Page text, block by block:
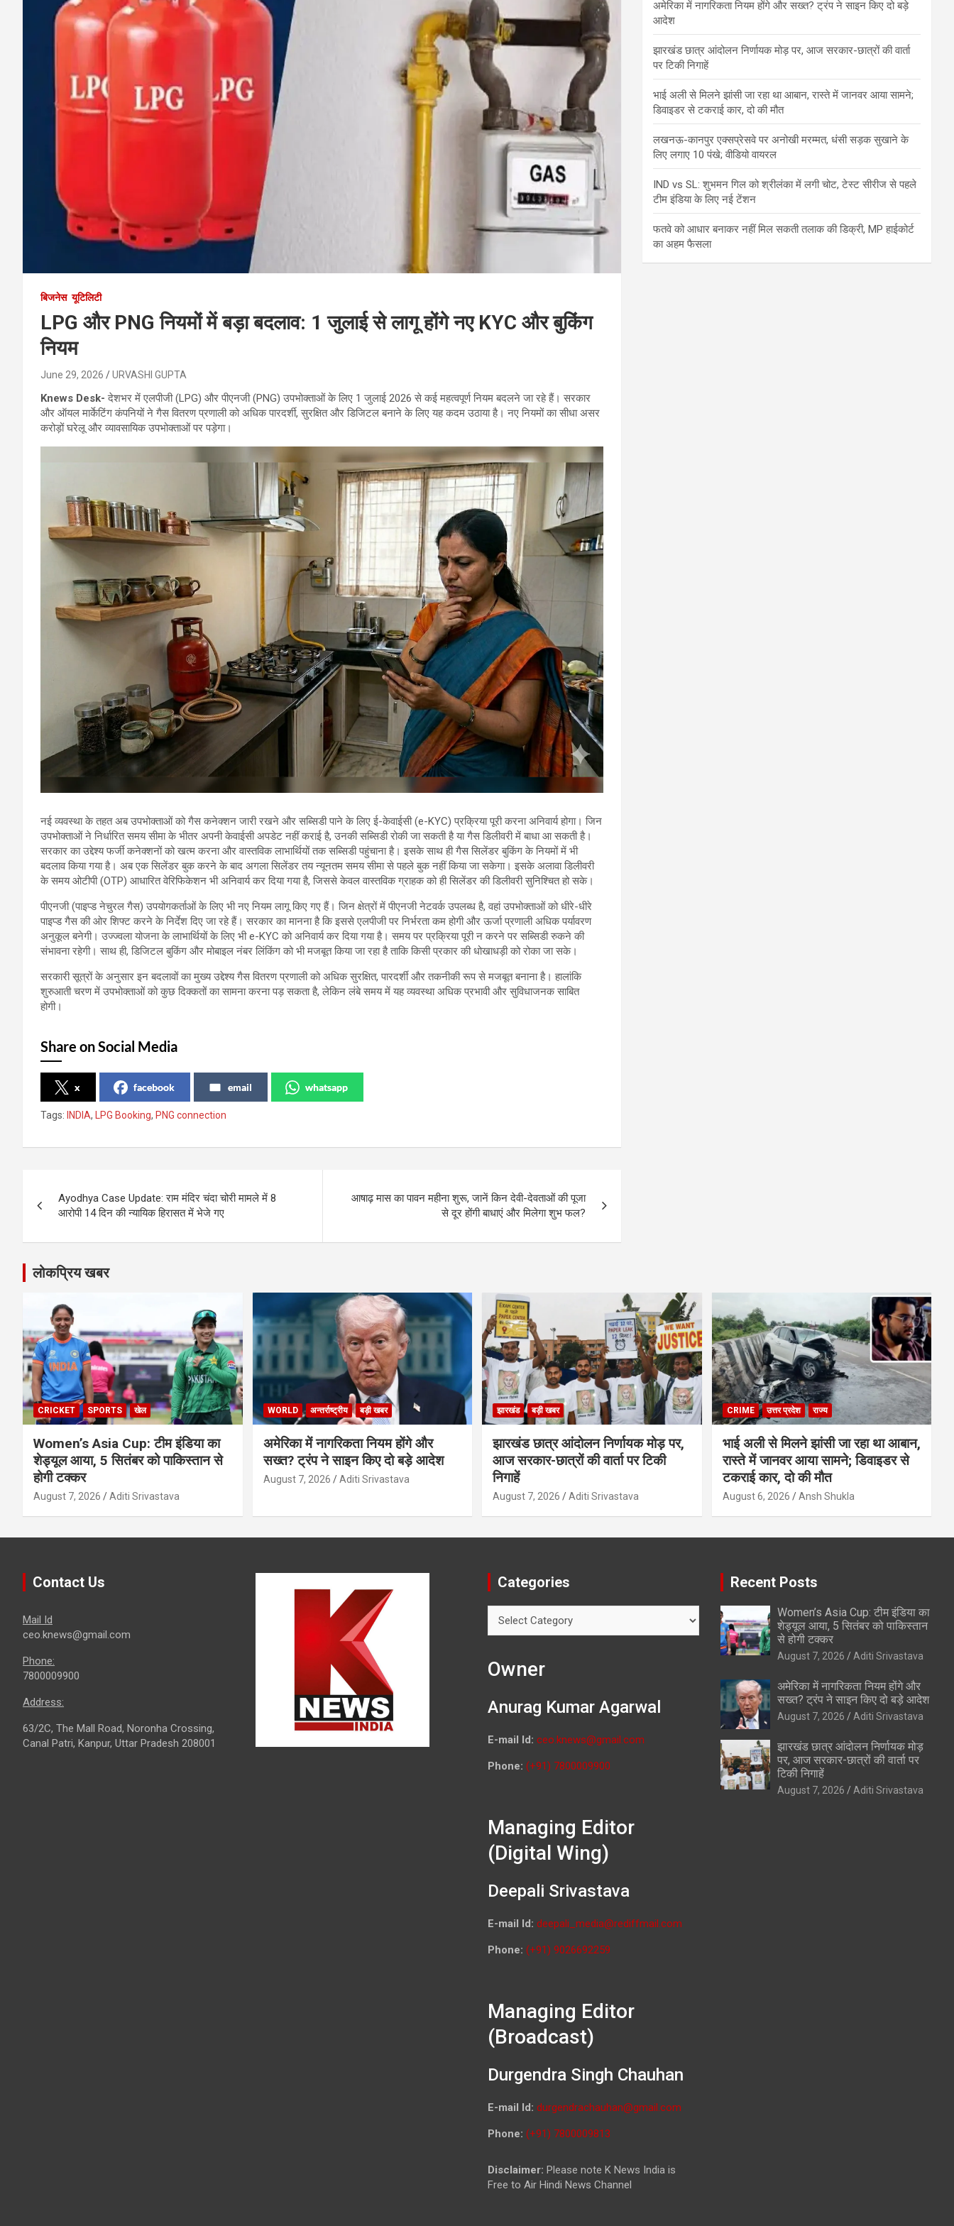
बिजनेस यूटिलिटी
LPG और PNG नियमों में बड़ा बदलाव: 1 जुलाई से लागू होंगे नए KYC और बुकिंग
नियम
June 29, 2026 URVASHI GUPTA
Knews Desk-देशभर में एलपीजी (LPG) और पीएनजी (PNG) उपभोक्ताओं के लिए 1 जुलाई 2026 से कई महत्वपूर्ण नियम बदलने जा रहे हैं। सरकार
और ऑयल मार्केटिंग कंपनियों ने गैस वितरण प्रणाली को अधिक पारदर्शी, सुरक्षित और डिजिटल बनाने के लिए यह कदम उठाया है। नए नियमों का सीधा असर
करोड़ों घरेलू और व्यावसायिक उपभोक्ताओं पर पड़ेगा।
नई व्यवस्था के तहत अब उपभोक्ताओं को गैस कनेक्शन जारी रखने और सब्सिडी पाने के लिए ई-केवाईसी (e-KYC) प्रक्रिया पूरी करना अनिवार्य होगा। जिन
उपभोक्ताओं ने निर्धारित समय सीमा के भीतर अपनी केवाईसी अपडेट नहीं कराई है, उनकी सब्सिडी रोकी जा सकती है या गैस डिलीवरी में बाधा आ सकती है।
सरकार का उद्देश्य फर्जी कनेक्शनों को खत्म करना और वास्तविक लाभार्थियों तक सब्सिडी पहुंचाना है। इसके साथ ही गैस सिलेंडर बुकिंग के नियमों में भी
बदलाव किया गया है। अब एक सिलेंडर बुक करने के बाद अगला सिलेंडर तय न्यूनतम समय सीमा से पहले बुक नहीं किया जा सकेगा। इसके अलावा डिलीवरी
के समय ओटीपी (OTP) आधारित वेरिफिकेशन भी अनिवार्य कर दिया गया है, जिससे केवल वास्तविक ग्राहक को ही सिलेंडर की डिलीवरी सुनिश्चित हो सके।
पीएनजी (पाइप्ड नेचुरल गैस) उपयोगकर्ताओं के लिए भी नए नियम लागू किए गए हैं। जिन क्षेत्रों में पीएनजी नेटवर्क उपलब्ध है, वहां उपभोक्ताओं को धीरे-धीरे
पाइप्ड गैस की ओर शिफ्ट करने के निर्देश दिए जा रहे हैं। सरकार का मानना है कि इससे एलपीजी पर निर्भरता कम होगी और ऊर्जा प्रणाली अधिक पर्यावरण
अनुकूल बनेगी। उज्ज्वला योजना के लाभार्थियों के लिए भी e-KYC को अनिवार्य कर दिया गया है। समय पर प्रक्रिया पूरी न करने पर सब्सिडी रुकने की
संभावना रहेगी। साथ ही, डिजिटल बुकिंग और मोबाइल नंबर लिंकिंग को भी मजबूत किया जा रहा है ताकि किसी प्रकार की धोखाधड़ी को रोका जा सके।
सरकारी सूत्रों के अनुसार इन बदलावों का मुख्य उद्देश्य गैस वितरण प्रणाली को अधिक सुरक्षित, पारदर्शी और तकनीकी रूप से मजबूत बनाना है। हालांकि
शुरुआती चरण में उपभोक्ताओं को कुछ दिक्कतों का सामना करना पड़ सकता है, लेकिन लंबे समय में यह व्यवस्था अधिक प्रभावी और सुविधाजनक साबित
होगी।
Share on Social Media
x facebook email whatsapp
Tags: INDIA, LPG Booking, PNG connection
navigation
Ayodhya Case Update: राम मंदिर चंदा चोरी मामले में 8
आरोपी 14 दिन की न्यायिक हिरासत में भेजे गए
आषाढ़ मास का पावन महीना शुरू, जानें किन देवी-देवताओं की पूजा
से दूर होंगी बाधाएं और मिलेगा शुभ फल?
अमेरिका में नागरिकता नियम होंगे और सख्त? ट्रंप ने साइन किए दो बड़े
आदेश
झारखंड छात्र आंदोलन निर्णायक मोड़ पर, आज सरकार-छात्रों की वार्ता
पर टिकी निगाहें
भाई अली से मिलने झांसी जा रहा था आबान, रास्ते में जानवर आया सामने;
डिवाइडर से टकराई कार, दो की मौत
लखनऊ-कानपुर एक्सप्रेसवे पर अनोखी मरम्मत, धंसी सड़क सुखाने के
लिए लगाए 10 पंखे; वीडियो वायरल
IND vs SL: शुभमन गिल को श्रीलंका में लगी चोट, टेस्ट सीरीज से पहले
टीम इंडिया के लिए नई टेंशन
फतवे को आधार बनाकर नहीं मिल सकती तलाक की डिक्री, MP हाईकोर्ट
का अहम फैसला
लोकप्रिय खबर
CRICKET SPORTS खेल
Women’s Asia Cup: टीम इंडिया का
शेड्यूल आया, 5 सितंबर को पाकिस्तान से
होगी टक्कर
August 7, 2026 Aditi Srivastava
WORLD अन्तर्राष्ट्रीय बड़ी खबर
अमेरिका में नागरिकता नियम होंगे और
सख्त? ट्रंप ने साइन किए दो बड़े आदेश
August 7, 2026 Aditi Srivastava
झारखंड बड़ी खबर
झारखंड छात्र आंदोलन निर्णायक मोड़ पर,
आज सरकार-छात्रों की वार्ता पर टिकी
निगाहें
August 7, 2026 Aditi Srivastava
CRIME उत्तर प्रदेश राज्य
भाई अली से मिलने झांसी जा रहा था आबान,
रास्ते में जानवर आया सामने; डिवाइडर से
टकराई कार, दो की मौत
August 6, 2026 Ansh Shukla
Contact Us
Mail Id
ceo.knews@gmail.com
Phone:
7800009900
Address:
63/2C, The Mall Road, Noronha Crossing,
Canal Patri, Kanpur, Uttar Pradesh 208001
Categories
Owner
Anurag Kumar Agarwal
E-mail Id: ceo.knews@gmail.com
Phone: (+91) 7800009900
Managing Editor
(Digital Wing)
Deepali Srivastava
E-mail Id: deepali_media@rediffmail.com
Phone: (+91) 9026692259
Managing Editor
(Broadcast)
Durgendra Singh Chauhan
E-mail Id: durgendrachauhan@gmail.com
Phone: (+91) 7800009813
Disclaimer: Please note K News India is
Free to Air Hindi News Channel
Recent Posts
Women’s Asia Cup: टीम इंडिया का
शेड्यूल आया, 5 सितंबर को पाकिस्तान
से होगी टक्कर
August 7, 2026 Aditi Srivastava
अमेरिका में नागरिकता नियम होंगे और
सख्त? ट्रंप ने साइन किए दो बड़े आदेश
August 7, 2026 Aditi Srivastava
झारखंड छात्र आंदोलन निर्णायक मोड़
पर, आज सरकार-छात्रों की वार्ता पर
टिकी निगाहें
August 7, 2026 Aditi Srivastava